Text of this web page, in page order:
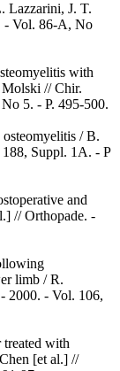
Lazzarini, J. T.
- Vol. 86-A, No
with
Molski // Chir.
5. - P. 495-500.
/ B.
188, Suppl. 1A. - P
and
// Orthopade. -
limb / R.
2000. - Vol. 106,
with
[et al.] //